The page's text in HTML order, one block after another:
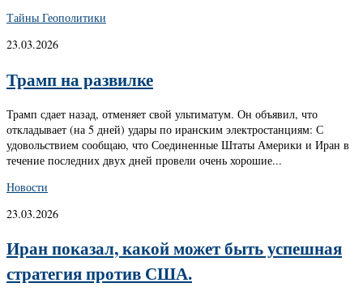
Тайны Геополитики
23.03.2026
Трамп на развилке
Трамп сдает назад, отменяет свой ультиматум. Он объявил, что
откладывает (на 5 дней) удары по иранским электростанциям: С
удовольствием сообщаю, что Соединенные Штаты Америки и Иран в
течение последних двух дней провели очень хорошие...
Новости
23.03.2026
Иран показал, какой может быть успешная
стратегия против США.